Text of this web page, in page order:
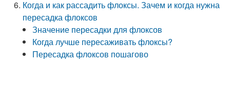
Когда и как рассадить флоксы. Зачем и когда нужна
пересадка флоксов
Значение пересадки для флоксов
Когда лучше пересаживать флоксы?
Пересадка флоксов пошагово